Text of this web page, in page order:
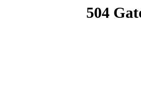
504